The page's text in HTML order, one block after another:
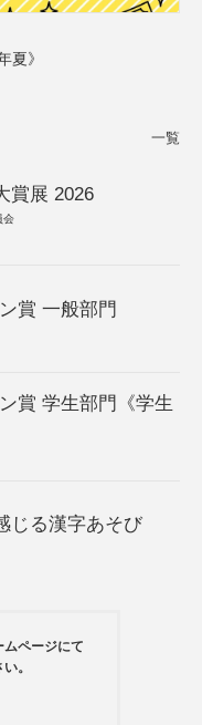
夏》
一覧
賞展 2026
会
賞 一般部門
賞 学生部門《学生
じる漢字あそび
ムページにて
。